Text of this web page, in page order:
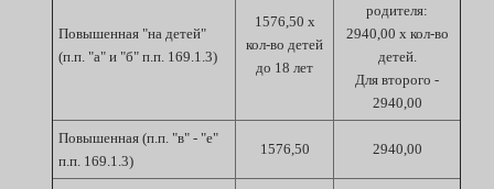
Повышенная "на детей"
(п.п. "а" и "б" п.п. 169.1.3)
1576,50 х
кол-во детей
до 18 лет
родителя:
2940,00 х кол-во
детей.
Для второго -
2940,00
Повышенная (п.п. "в" - "е"
п.п. 169.1.3)
1576,50 2940,00